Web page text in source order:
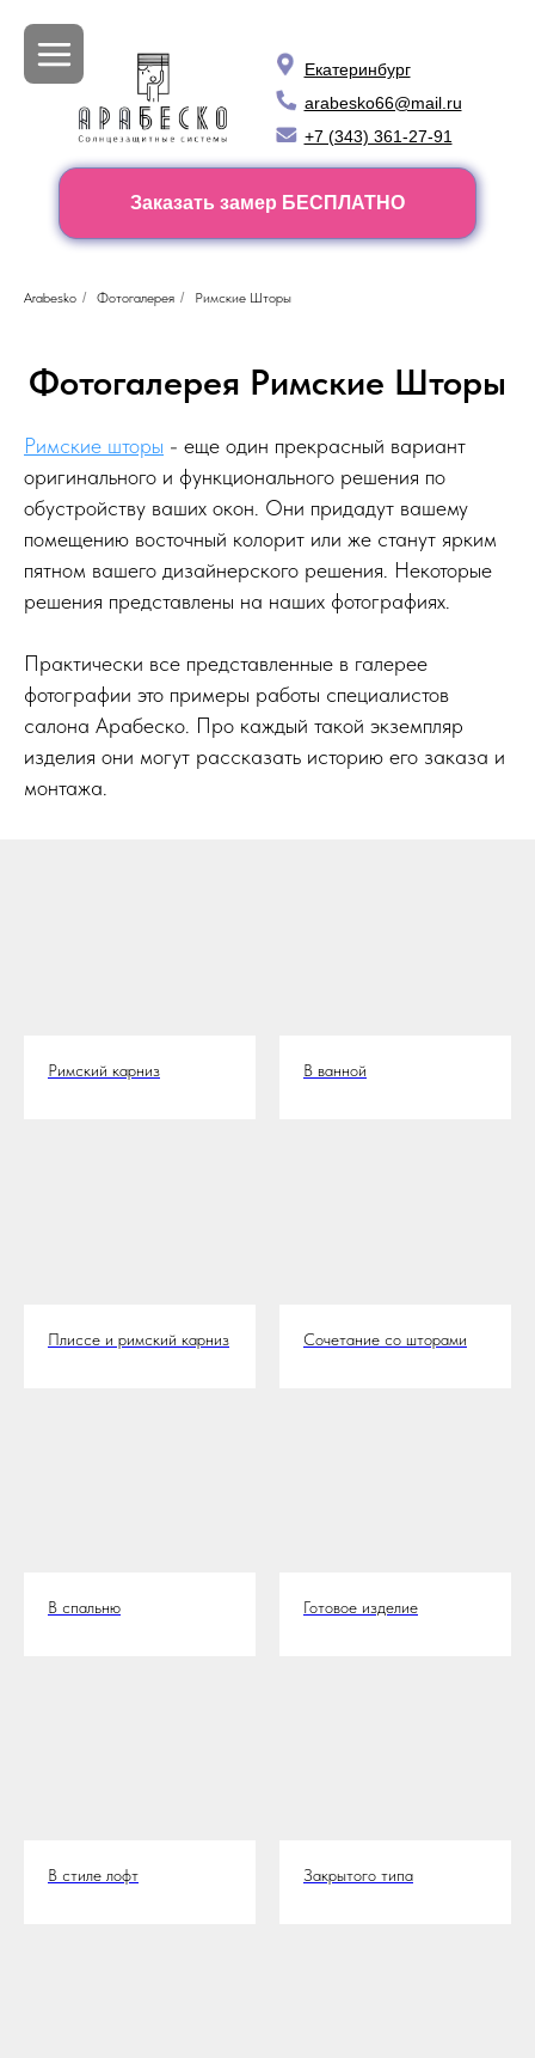
Екатеринбург
arabesko66@mail.ru
+7 (343) 361-27-91
Заказать замер БЕСПЛАТНО
Arabesko / Фотогалерея / Римские Шторы
Фотогалерея Римские Шторы
Римские шторы - еще один прекрасный вариант
оригинального и функционального решения по
обустройству ваших окон. Они придадут вашему
помещению восточный колорит или же станут ярким
пятном вашего дизайнерского решения. Некоторые
решения представлены на наших фотографиях.
Практически все представленные в галерее
фотографии это примеры работы специалистов
салона Арабеско. Про каждый такой экземпляр
изделия они могут рассказать историю его заказа и
монтажа.
Римский карниз В ванной
Плиссе и римский карниз Сочетание со шторами
В спальню Готовое изделие
В стиле лофт Закрытого типа